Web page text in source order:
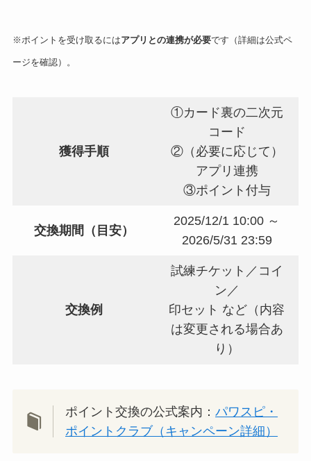
※ポイントを受け取るにはアプリとの連携が必要です（詳細は公式ペ
ージを確認）。
獲得手順
①カード裏の二次元
コード
②（必要に応じて）
アプリ連携
③ポイント付与
交換期間（目安）
2025/12/1 10:00 ～
2026/5/31 23:59
交換例
試練チケット／コイ
ン／
印セット など（内容
は変更される場合あ
り）
ポイント交換の公式案内：パワスピ・
ポイントクラブ（キャンペーン詳細）